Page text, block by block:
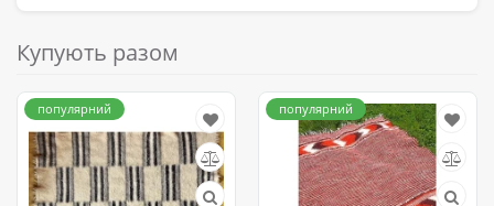
Купують разом
популярний популярний